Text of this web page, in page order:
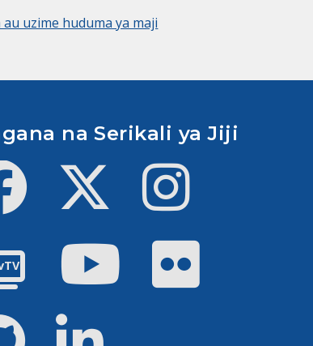
au uzime huduma ya maji
na Serikali ya Jiji
Facebook Twitter Instagram
Youtube Flickr
GitHub